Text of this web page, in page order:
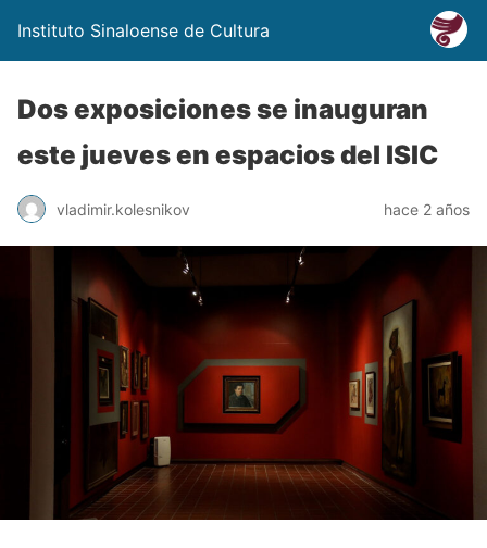
Instituto Sinaloense de Cultura
Dos exposiciones se inauguran
este jueves en espacios del ISIC
vladimir.kolesnikov hace 2 años